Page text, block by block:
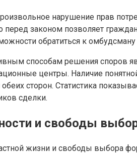
нарушение прав
законом позволяет
обратиться к
способам решения споров
центры. Наличие
сторон. Статистика
сделки.
и свободы
жизни и свободы выбора